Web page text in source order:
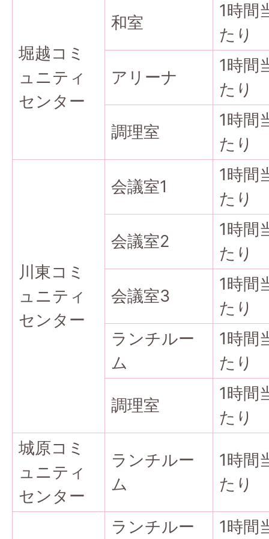
堀越コミ
ュニティ
センター
和室
1時間
たり
アリーナ
1時間
たり
調理室
1時間
たり
川東コミ
ュニティ
センター
会議室1
1時間
たり
会議室2
1時間
たり
会議室3
1時間
たり
ランチルー
ム
1時間
たり
調理室
1時間
たり
城原コミ
ュニティ
センター
ランチルー
ム
1時間
たり
ランチルー 1時間